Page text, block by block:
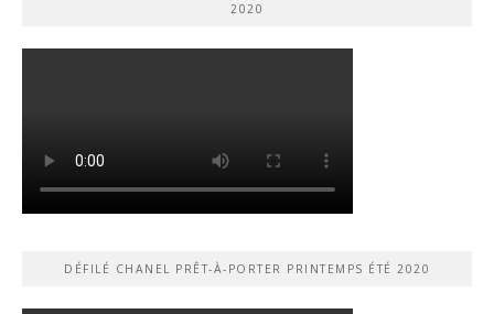
2020
DÉFILÉ CHANEL PRÊT-À-PORTER PRINTEMPS ÉTÉ 2020